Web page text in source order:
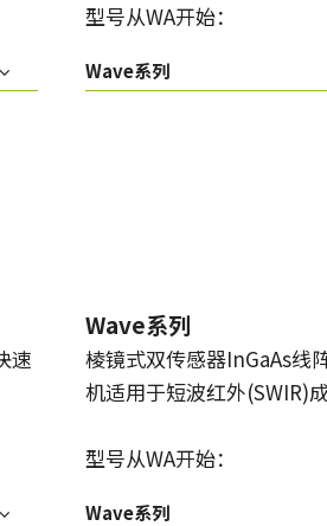
好的色彩保真度。
（棱镜式）
设计用于同时捕获可
数据，以及近红外
据。
B + SWIR（棱镜
觉线阵扫描相机，可捕获可
型号从WA开始：
Wave系列
速
Wave系列
棱镜式双传感器InGaAs线
机适用于短波红外(SWIR)成
型号从WA开始：
Wave系列